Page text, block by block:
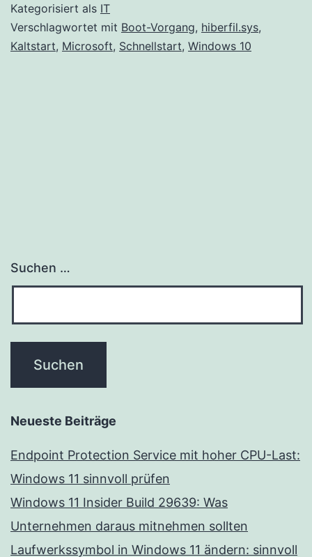
Detail
Kategorisiert als IT
Verschlagwortet mit Boot-Vorgang, hiberfil.sys,
Kaltstart, Microsoft, Schnellstart, Windows 10
Suchen …
Neueste Beiträge
Endpoint Protection Service mit hoher CPU-Last:
Windows 11 sinnvoll prüfen
Windows 11 Insider Build 29639: Was
Unternehmen daraus mitnehmen sollten
Laufwerkssymbol in Windows 11 ändern: sinnvoll